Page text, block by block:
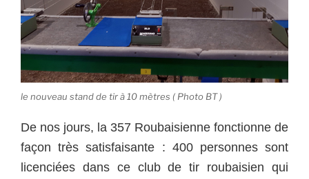
le nouveau stand de tir à 10 mètres ( Photo BT )
De nos jours, la 357 Roubaisienne fonctionne de
façon très satisfaisante : 400 personnes sont
licenciées dans ce club de tir roubaisien qui